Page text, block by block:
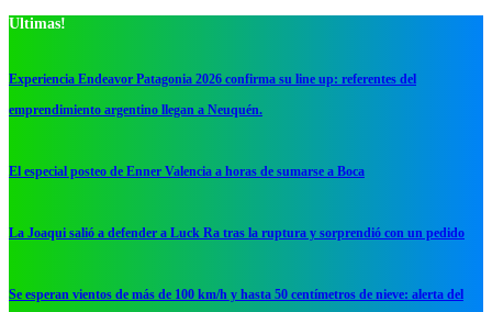
Ultimas!
Experiencia Endeavor Patagonia 2026 confirma su line up: referentes del
emprendimiento argentino llegan a Neuquén.
El especial posteo de Enner Valencia a horas de sumarse a Boca
La Joaqui salió a defender a Luck Ra tras la ruptura y sorprendió con un pedido
Se esperan vientos de más de 100 km/h y hasta 50 centímetros de nieve: alerta del